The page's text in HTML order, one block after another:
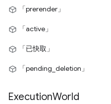
「prerender」
「active」
「已快取」
「pending_deletion」
ExecutionWorld